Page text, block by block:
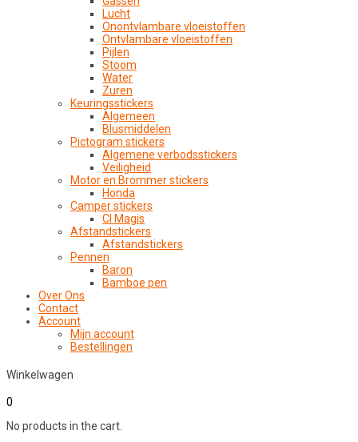
Lucht
Onontvlambare vloeistoffen
Ontvlambare vloeistoffen
Pijlen
Stoom
Water
Zuren
Keuringsstickers
Algemeen
Blusmiddelen
Pictogram stickers
Algemene verbodsstickers
Veiligheid
Motor en Brommer stickers
Honda
Camper stickers
CI Magis
Afstandstickers
Afstandstickers
Pennen
Baron
Bamboe pen
Over Ons
Contact
Account
Mijn account
Bestellingen
Winkelwagen
0
No products in the cart.